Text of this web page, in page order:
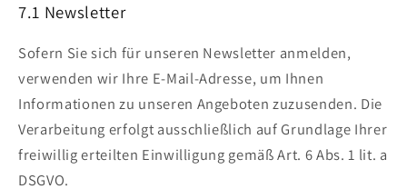
7.1 Newsletter
Sofern Sie sich für unseren Newsletter anmelden,
verwenden wir Ihre E-Mail-Adresse, um Ihnen
Informationen zu unseren Angeboten zuzusenden. Die
Verarbeitung erfolgt ausschließlich auf Grundlage Ihrer
freiwillig erteilten Einwilligung gemäß Art. 6 Abs. 1 lit. a
DSGVO.